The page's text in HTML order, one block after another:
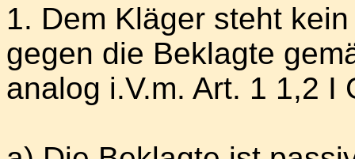
1. Dem Kläger steht
gegen die Beklagte
analog i.V.m. Art. 1 1,2 I